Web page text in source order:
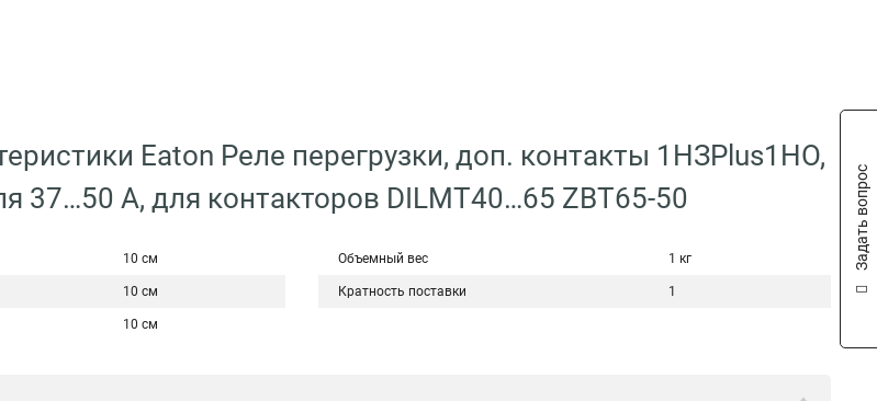
Eaton Реле перегрузки, доп. контакты 1НЗPlus1НО,
37…50 А, для контакторов DILMT40…65 ZBT65-50
10 см
10 см
10 см
Объемный вес 1 кг
Кратность поставки 1
Задать вопрос